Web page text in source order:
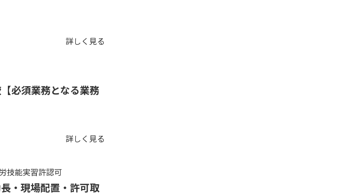
詳しく見る
必須業務となる業務
詳しく見る
技能実習許認可
・現場配置・許可取